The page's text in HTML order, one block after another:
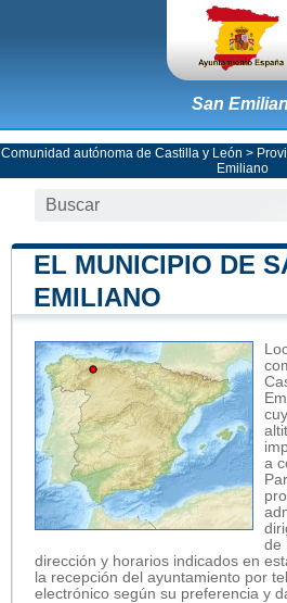
San
Comunidad autónoma de Castilla y León >
Emiliano
EL MUNICIPIO DE
EMILIANO
a
de
dirección y horarios indicados en
la recepción del ayuntamiento por
electrónico según su preferencia y